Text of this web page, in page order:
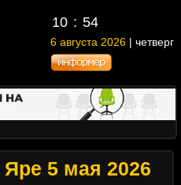
10 : 54
6 августа 2026 | четверг
5 мая 2026